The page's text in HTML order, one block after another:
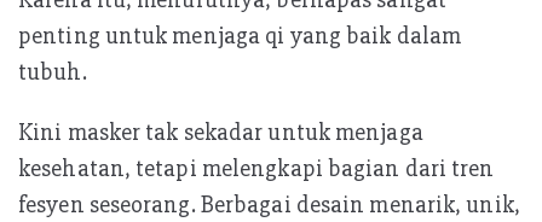
penting untuk menjaga qi yang baik dalam
tubuh.
Kini masker tak sekadar untuk menjaga
kesehatan, tetapi melengkapi bagian dari tren
fesyen seseorang. Berbagai desain menarik, unik,